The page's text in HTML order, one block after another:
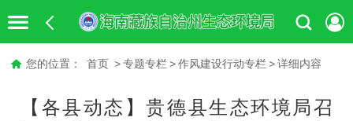
您的位置： 首页 > 专题专栏 > 作风建设行动专栏 > 详细内容
【各县动态】贵德县生态环境局召